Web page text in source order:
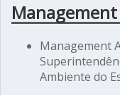
Management
Management
Ambiente do